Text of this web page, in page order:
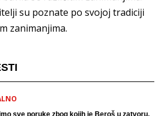
su poznate po svojoj tradiciji
zanimanjima.
sve poruke zbog kojih je Beroš u zatvoru.